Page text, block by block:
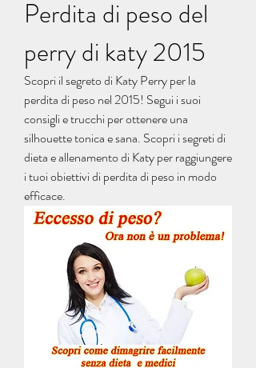
Perdita di peso del
perry di katy 2015
Scopri il segreto di Katy Perry per la
perdita di peso nel 2015! Segui i suoi
consigli e trucchi per ottenere una
silhouette tonica e sana. Scopri i segreti di
dieta e allenamento di Katy per raggiungere
i tuoi obiettivi di perdita di peso in modo
efficace.